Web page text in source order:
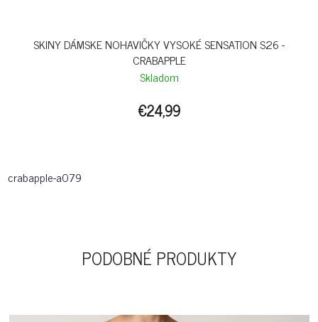
SKINY DÁMSKE NOHAVIČKY VYSOKÉ SENSATION S26 -
CRABAPPLE
Skladom
€24,99
crabapple-a079
PODOBNÉ PRODUKTY